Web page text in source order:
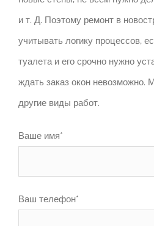
и т. Д. Поэтому ремонт в
учитывать логику процессов,
туалета и его срочно нужно
ждать заказ окон невозможно.
другие виды работ.
Ваше имя*
Ваш телефон*